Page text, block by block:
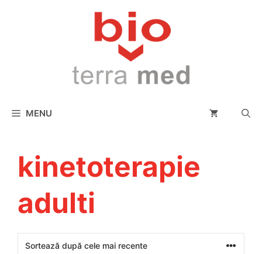
MENU
kinetoterapie
adulti